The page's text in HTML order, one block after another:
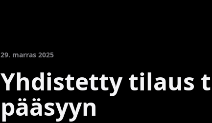
29. marras 2025
Yhdistetty tilaus
pääsyyn